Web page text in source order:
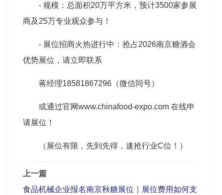
- 规模：总面积20万平方米，预计3500家参展
商及25万专业观众参与！
- 展位招商火热进行中：抢占2026南京糖酒会
优势展位，请立即联系
蒋经理18581867296（微信同号）
或通过官网www.chinafood-expo.com 在线申
请展位！
（展位有限，先到先得，速抢行业C位！）
上一篇
食品机械企业报名南京秋糖展位｜展位费用如何支